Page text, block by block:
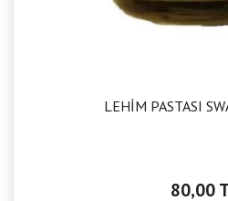
LEHİM PASTASI
80,00